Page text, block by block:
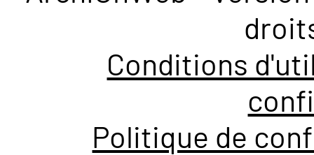
Conditions
Politique de